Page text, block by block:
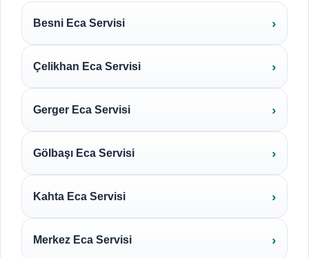
Besni Eca Servisi
Çelikhan Eca Servisi
Gerger Eca Servisi
Gölbaşı Eca Servisi
Kahta Eca Servisi
Merkez Eca Servisi